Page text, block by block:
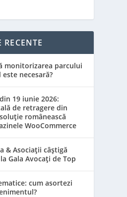
monitorizarea parcului
necesară?
19 iunie 2026:
de retragere din
românească
WooCommerce
& Asociații câștigă
Gala Avocați de Top
cum asortezi